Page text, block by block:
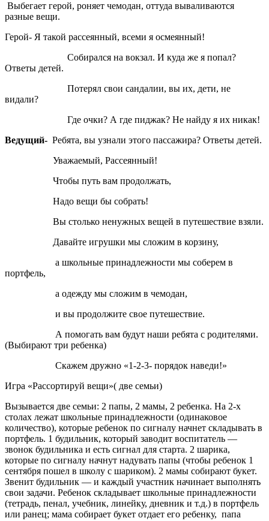
Выбегает герой, роняет чемодан, оттуда вываливаются
разные вещи.
Герой- Я такой рассеянный, всеми я осмеянный!
Собирался на вокзал. И куда же я попал?
Ответы детей.
Потерял свои сандалии, вы их, дети, не
видали?
Где очки? А где пиджак? Не найду я их никак!
Ведущий- Ребята, вы узнали этого пассажира? Ответы детей.
Уважаемый, Рассеянный!
Чтобы путь вам продолжать,
Надо вещи бы собрать!
Вы столько ненужных вещей в путешествие взяли.
Давайте игрушки мы сложим в корзину,
а школьные принадлежности мы соберем в
портфель,
а одежду мы сложим в чемодан,
и вы продолжите свое путешествие.
А помогать вам будут наши ребята с родителями.
(Выбирают три ребенка)
Скажем дружно «1-2-3- порядок наведи!»
Игра «Рассортируй вещи»( две семьи)
Вызывается две семьи: 2 папы, 2 мамы, 2 ребенка. На 2-х
столах лежат школьные принадлежности (одинаковое
количество), которые ребенок по сигналу начнет складывать в
портфель. 1 будильник, который заводит воспитатель —
звонок будильника и есть сигнал для старта. 2 шарика,
которые по сигналу начнут надувать папы (чтобы ребенок 1
сентября пошел в школу с шариком). 2 мамы собирают букет.
Звенит будильник — и каждый участник начинает выполнять
свои задачи. Ребенок складывает школьные принадлежности
(тетрадь, пенал, учебник, линейку, дневник и т.д.) в портфель
или ранец; мама собирает букет отдает его ребенку, папа